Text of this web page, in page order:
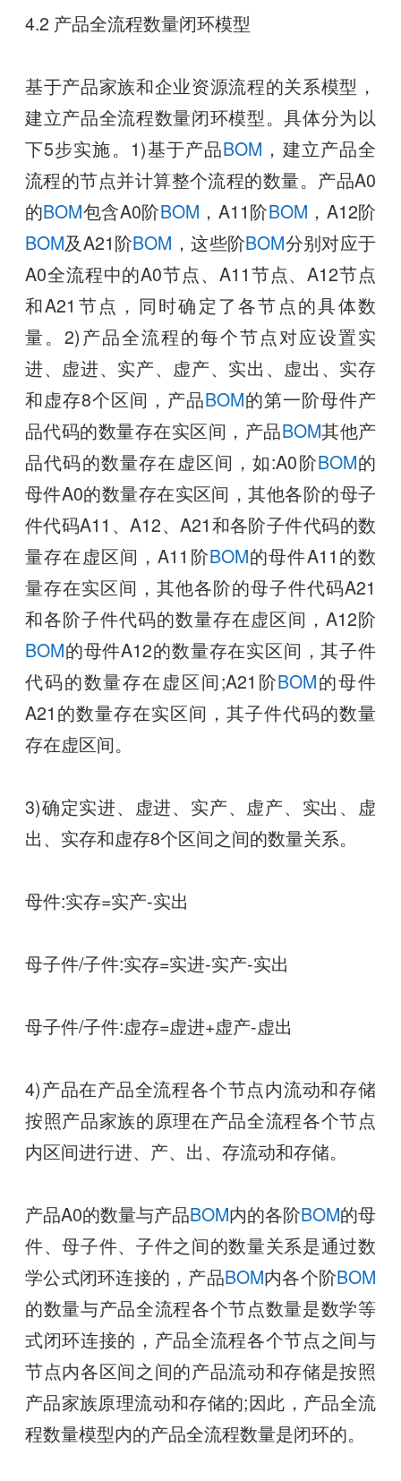
4.2 产品全流程数量闭环模型
基于产品家族和企业资源流程的关系模型，
建立产品全流程数量闭环模型。具体分为以
下5步实施。1)基于产品BOM ，建立产品全
流程的节点并计算整个流程的数量。产品A0
的BOM包含A0阶BOM ，A11阶BOM ，A12阶
BOM及A21阶BOM ，这些阶BOM分别对应于
A0全流程中的A0节点、A11节点、A12节点
和A21节点，同时确定了各节点的具体数
量。2)产品全流程的每个节点对应设置实
进、虚进、实产、虚产、实出、虚出、实存
和虚存8个区间，产品BOM的第一阶母件产
品代码的数量存在实区间，产品BOM其他产
品代码的数量存在虚区间，如:A0阶BOM的
母件A0的数量存在实区间，其他各阶的母子
件代码A11、A12、A21和各阶子件代码的数
量存在虚区间，A11阶BOM的母件A11的数
量存在实区间，其他各阶的母子件代码A21
和各阶子件代码的数量存在虚区间，A12阶
BOM的母件A12的数量存在实区间，其子件
代码的数量存在虚区间;A21阶BOM的母件
A21的数量存在实区间，其子件代码的数量
存在虚区间。
3)确定实进、虚进、实产、虚产、实出、虚
出、实存和虚存8个区间之间的数量关系。
母件:实存=实产-实出
母子件/子件:实存=实进-实产-实出
母子件/子件:虚存=虚进+虚产-虚出
4)产品在产品全流程各个节点内流动和存储
按照产品家族的原理在产品全流程各个节点
内区间进行进、产、出、存流动和存储。
产品A0的数量与产品BOM内的各阶BOM的母
件、母子件、子件之间的数量关系是通过数
学公式闭环连接的，产品BOM内各个阶BOM
的数量与产品全流程各个节点数量是数学等
式闭环连接的，产品全流程各个节点之间与
节点内各区间之间的产品流动和存储是按照
产品家族原理流动和存储的;因此，产品全流
程数量模型内的产品全流程数量是闭环的。